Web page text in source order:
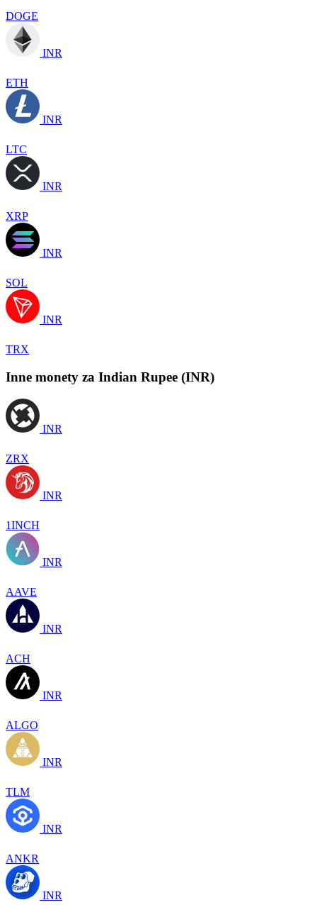
DOGE
INR
ETH
INR
LTC
INR
XRP
INR
SOL
INR
TRX
Inne monety za Indian Rupee (INR)
INR
ZRX
INR
1INCH
INR
AAVE
INR
ACH
INR
ALGO
INR
TLM
INR
ANKR
INR